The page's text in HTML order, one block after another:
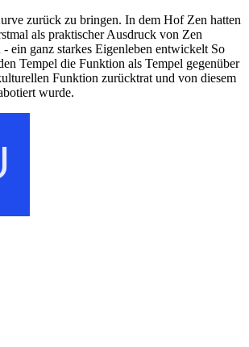
zurück zu bringen. In dem Hof Zen hatten
als praktischer Ausdruck von Zen
- ein ganz starkes Eigenleben entwickelt So
Tempel die Funktion als Tempel gegenüber
Funktion zurücktrat und von diesem
wurde.